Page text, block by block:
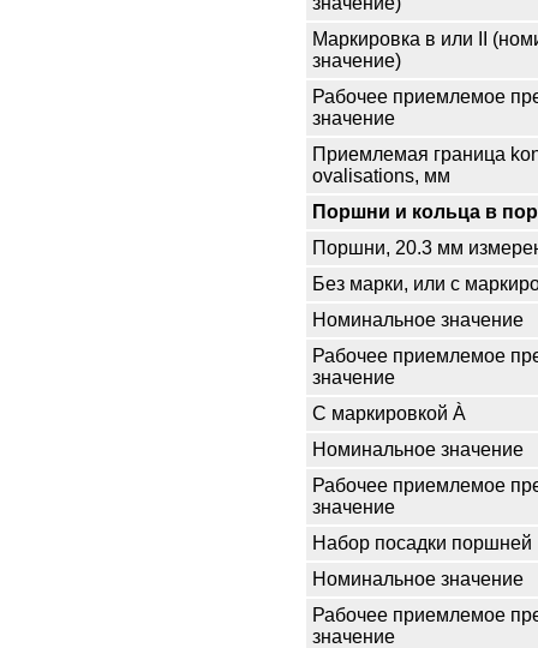
Маркировка в или II
значение)
Рабочее приемлемое
значение
Приемлемая граница
ovalisations, мм
Поршни и кольца в
Поршни, 20.3 мм
Без марки, или с
Номинальное значение
Рабочее приемлемое
значение
С маркировкой À
Номинальное значение
Рабочее приемлемое
значение
Набор посадки
Номинальное значение
Рабочее приемлемое
значение